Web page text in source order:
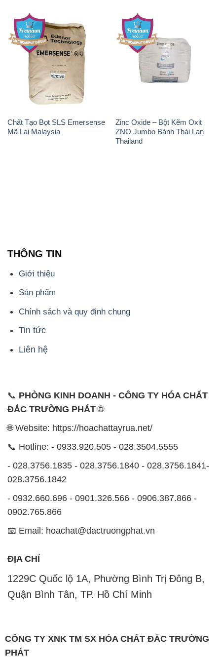
Chất Tạo Bọt SLS Emersense
Mã Lai Malaysia
Zinc Oxide – Bột Kẽm Oxit
ZNO Jumbo Bành Thái Lan
Thailand
THÔNG TIN
Giới thiệu
Sản phẩm
Chính sách và quy định chung
Tin tức
Liên hệ
📞 PHÒNG KINH DOANH - CÔNG TY HÓA CHẤT
ĐẮC TRƯỜNG PHÁT🌐
🌐 Website: https://hoachattayrua.net/
📞 Hotline: - 0933.920.505 - 028.3504.5555
- 028.3756.1835 - 028.3756.1840 - 028.3756.1841-
028.3756.1842
- 0932.660.696 - 0901.326.566 - 0906.387.866 -
0902.765.866
📧 Email: hoachat@dactruongphat.vn
ĐỊA CHỈ
1229C Quốc lộ 1A, Phường Bình Trị Đông B,
Quận Bình Tân, TP. Hồ Chí Minh
CÔNG TY XNK TM SX HÓA CHẤT ĐẮC TRƯỜNG
PHÁT